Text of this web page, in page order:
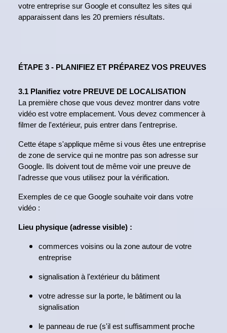
votre entreprise sur Google et consultez les sites qui
apparaissent dans les 20 premiers résultats.
ÉTAPE 3 - PLANIFIEZ ET PRÉPAREZ VOS PREUVES
3.1 Planifiez votre PREUVE DE LOCALISATION
La première chose que vous devez montrer dans votre
vidéo est votre emplacement. Vous devez commencer à
filmer de l'extérieur, puis entrer dans l'entreprise.
Cette étape s'applique même si vous êtes une entreprise
de zone de service qui ne montre pas son adresse sur
Google. Ils doivent tout de même voir une preuve de
l'adresse que vous utilisez pour la vérification.
Exemples de ce que Google souhaite voir dans votre
vidéo :
Lieu physique (adresse visible) :
commerces voisins ou la zone autour de votre
entreprise
signalisation à l'extérieur du bâtiment
votre adresse sur la porte, le bâtiment ou la
signalisation
le panneau de rue (s'il est suffisamment proche